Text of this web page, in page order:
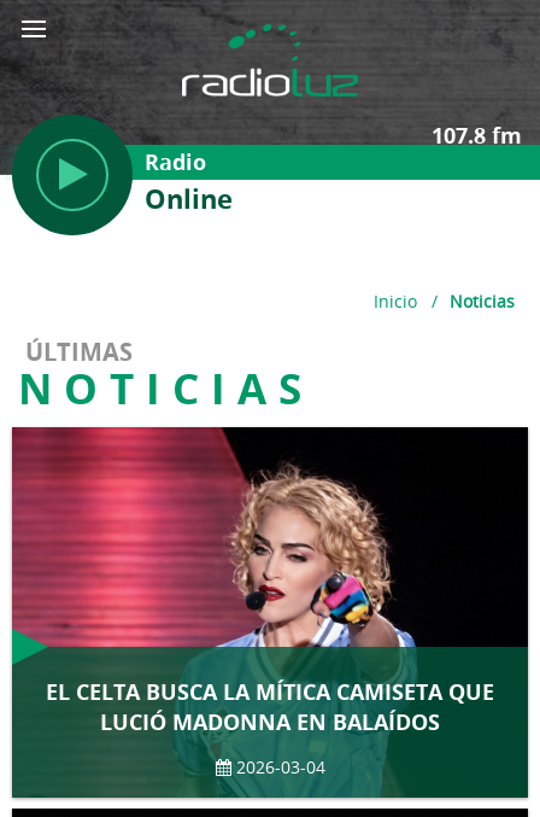
Radio
107.8 fm
Online
ÚLTIMAS
NOTICIAS
Inicio / Noticias
EL CELTA BUSCA LA MÍTICA CAMISETA QUE
LUCIÓ MADONNA EN BALAÍDOS
2026-03-04